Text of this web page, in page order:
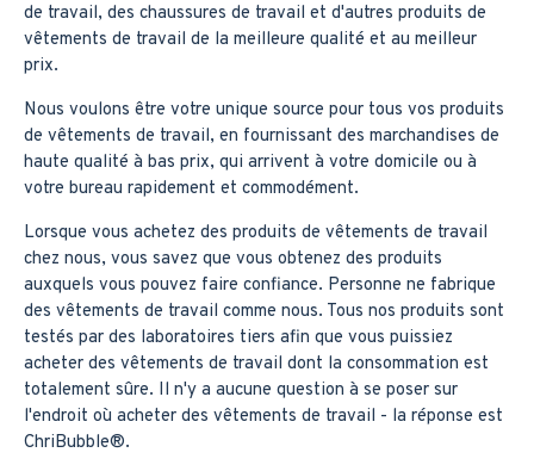
de travail, des chaussures de travail et d'autres produits de
vêtements de travail de la meilleure qualité et au meilleur
prix.
Nous voulons être votre unique source pour tous vos produits
de vêtements de travail, en fournissant des marchandises de
haute qualité à bas prix, qui arrivent à votre domicile ou à
votre bureau rapidement et commodément.
Lorsque vous achetez des produits de vêtements de travail
chez nous, vous savez que vous obtenez des produits
auxquels vous pouvez faire confiance. Personne ne fabrique
des vêtements de travail comme nous. Tous nos produits sont
testés par des laboratoires tiers afin que vous puissiez
acheter des vêtements de travail dont la consommation est
totalement sûre. Il n'y a aucune question à se poser sur
l'endroit où acheter des vêtements de travail - la réponse est
ChriBubble®️.